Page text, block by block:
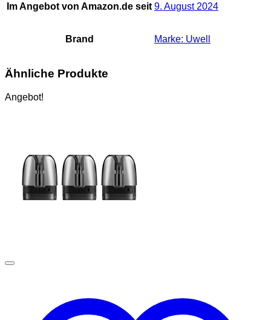
Im Angebot von Amazon.de seit 9. August 2024
Brand Marke: Uwell
Ähnliche Produkte
Angebot!